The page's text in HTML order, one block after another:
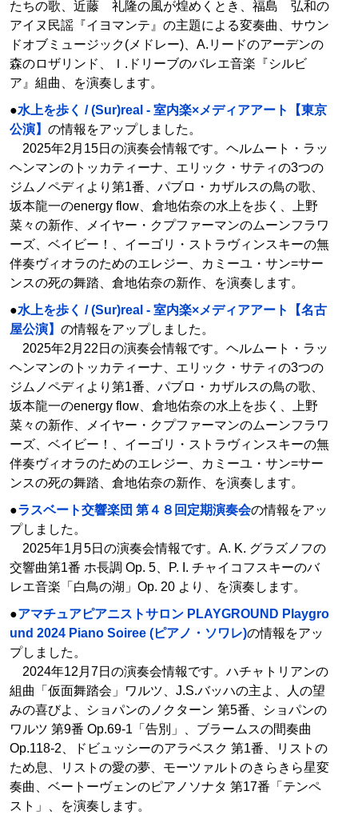
たちの歌、近藤 礼隆の風が煌めくとき、福島 弘和の
アイヌ民謡『イヨマンテ』の主題による変奏曲、サウン
ドオブミュージック(メドレー)、A.リードのアーデンの
森のロザリンド、Ｉ.ドリーブのバレエ音楽『シルビ
ア』組曲、を演奏します。
●水上を歩く / (Sur)real - 室内楽×メディアアート【東京
公演】 の情報をアップしました。
2025年2月15日の演奏会情報です。ヘルムート・ラッ
ヘンマンのトッカティーナ、エリック・サティの3つの
ジムノペディより第1番、パブロ・カザルスの鳥の歌、
坂本龍一のenergy flow、倉地佑奈の水上を歩く、上野
菜々の新作、メイヤー・クプファーマンのムーンフラワ
ーズ、ベイビー！、イーゴリ・ストラヴィンスキーの無
伴奏ヴィオラのためのエレジー、カミーユ・サン=サー
ンスの死の舞踏、倉地佑奈の新作、を演奏します。
●水上を歩く / (Sur)real - 室内楽×メディアアート【名古
屋公演】 の情報をアップしました。
2025年2月22日の演奏会情報です。ヘルムート・ラッ
ヘンマンのトッカティーナ、エリック・サティの3つの
ジムノペディより第1番、パブロ・カザルスの鳥の歌、
坂本龍一のenergy flow、倉地佑奈の水上を歩く、上野
菜々の新作、メイヤー・クプファーマンのムーンフラワ
ーズ、ベイビー！、イーゴリ・ストラヴィンスキーの無
伴奏ヴィオラのためのエレジー、カミーユ・サン=サー
ンスの死の舞踏、倉地佑奈の新作、を演奏します。
●ラスベート交響楽団 第４８回定期演奏会の情報をアッ
プしました。
2025年1月5日の演奏会情報です。A. K. グラズノフの
交響曲第1番 ホ長調 Op. 5、P. I. チャイコフスキーのバ
レエ音楽「白鳥の湖」Op. 20 より、を演奏します。
●アマチュアピアニストサロン PLAYGROUND Playgro
und 2024 Piano Soiree (ピアノ・ソワレ)の情報をアッ
プしました。
2024年12月7日の演奏会情報です。ハチャトリアンの
組曲「仮面舞踏会」ワルツ、J.S.バッハの主よ、人の望
みの喜びよ、ショパンのノクターン 第5番、ショパンの
ワルツ 第9番 Op.69-1「告別」、ブラームスの間奏曲
Op.118-2、ドビュッシーのアラベスク 第1番、リストの
ため息、リストの愛の夢、モーツァルトのきらきら星変
奏曲、ベートーヴェンのピアノソナタ 第17番「テンペ
スト」、を演奏します。